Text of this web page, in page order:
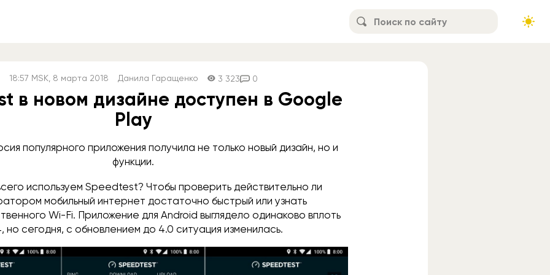
18:57 MSK, 8 марта 2018 Данила Гаращенко 3 323 0
в новом дизайне доступен в Google
Play
популярного приложения получила не только новый дизайн, но и
функции.
используем Speedtest? Чтобы проверить действительно ли
мобильный интернет достаточно быстрый или узнать
Wi-Fi. Приложение для Android выглядело одинаково вплоть
но сегодня, с обновлением до 4.0 ситуация изменилась.